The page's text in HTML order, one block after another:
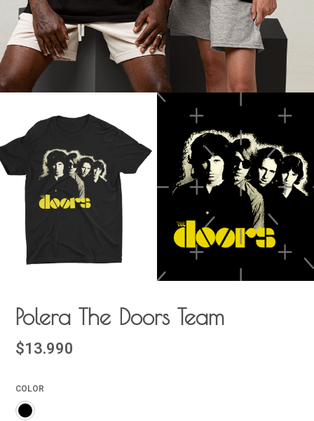
Polera The Doors Team
$13.990
COLOR